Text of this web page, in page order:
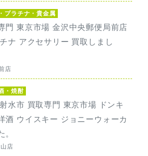
プラチナ・貴金属
門 東京市場 金沢中央郵便局前店
ナ アクセサリー 買取しまし
店
・焼酎
水市 買取専門 東京市場 ドンキ
酒 ウイスキー ジョニーウォーカ
店